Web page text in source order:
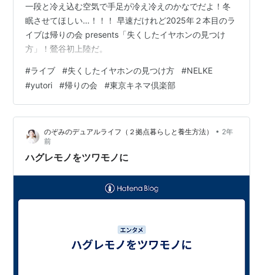
一段と冷え込む空気で手足が冷え冷えのかなでだよ！冬
眠させてほしい…！！！ 早速だけれど2025年２本目のラ
イブは帰りの会 presents「失くしたイヤホンの見つけ
方」！鶯谷初上陸だ。
#ライブ #失くしたイヤホンの見つけ方 #NELKE
#yutori #帰りの会 #東京キネマ倶楽部
のぞみのデュアルライフ（２拠点暮らしと養生方法） • 2年
前
ハグレモノをツワモノに